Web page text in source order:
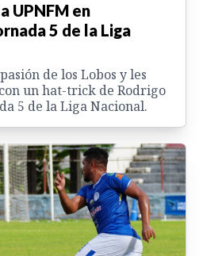
UPNFM en
5 de la Liga
de los Lobos y les
un hat-trick de Rodrigo
5 de la Liga Nacional.